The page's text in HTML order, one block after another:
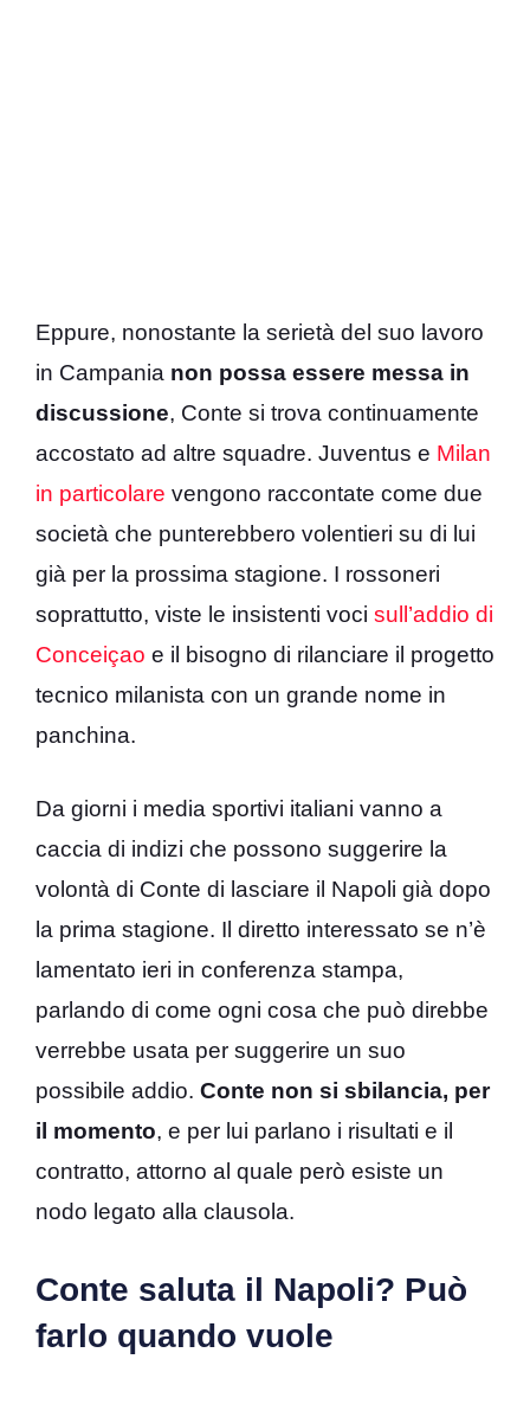
Eppure, nonostante la serietà del suo lavoro
in Campania non possa essere messa in
discussione, Conte si trova continuamente
accostato ad altre squadre. Juventus e Milan
in particolare vengono raccontate come due
società che punterebbero volentieri su di lui
già per la prossima stagione. I rossoneri
soprattutto, viste le insistenti voci sull’addio di
Conceiçao e il bisogno di rilanciare il progetto
tecnico milanista con un grande nome in
panchina.
Da giorni i media sportivi italiani vanno a
caccia di indizi che possono suggerire la
volontà di Conte di lasciare il Napoli già dopo
la prima stagione. Il diretto interessato se n’è
lamentato ieri in conferenza stampa,
parlando di come ogni cosa che può direbbe
verrebbe usata per suggerire un suo
possibile addio. Conte non si sbilancia, per
il momento, e per lui parlano i risultati e il
contratto, attorno al quale però esiste un
nodo legato alla clausola.
Conte saluta il Napoli? Può
farlo quando vuole